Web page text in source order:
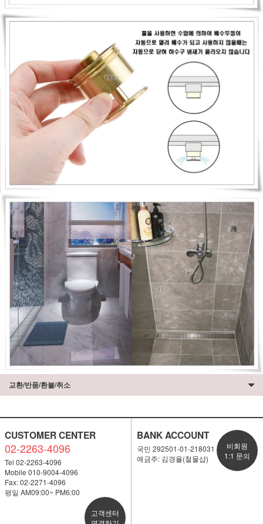
교환/반품/환불/취소
CUSTOMER CENTER
02-2263-4096
Tel 02-2263-4096
Mobile 010-9004-4096
Fax: 02-2271-4096
평일 AM09:00~ PM6:00
고객센터
BANK ACCOUNT
국민 292501-01-218031
예금주: 김경율(철물샵)
비회원
1:1 문의